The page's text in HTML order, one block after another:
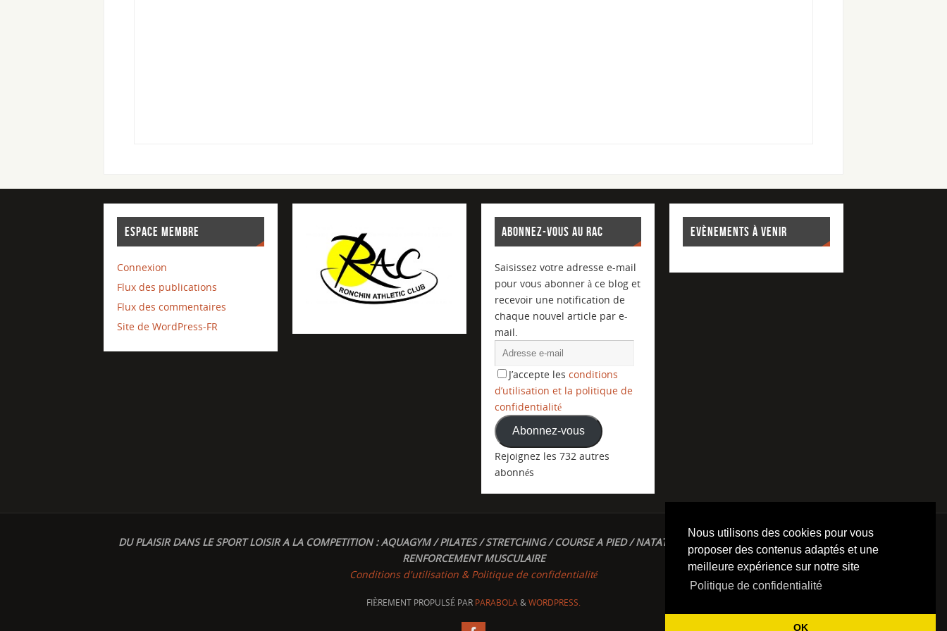
Nous utilisons des cookies pour vous
proposer des contenus adaptés et une
meilleure expérience sur notre site
Politique de confidentialité
OK
ESPACE MEMBRE
Connexion
Flux des publications
Flux des commentaires
Site de WordPress-FR
ABONNEZ-VOUS AU RAC
Saisissez votre adresse e-mail
pour vous abonner à ce blog et
recevoir une notification de
chaque nouvel article par e-
mail.
J’accepte les conditions
d’utilisation et la politique de
confidentialité
Abonnez-vous
Rejoignez les 732 autres
abonnés
EVÈNEMENTS À VENIR
DU PLAISIR DANS LE SPORT LOISIR A LA COMPETITION : AQUAGYM / PILATES / STRETCHING / COURSE A PIED / NATATION / TRIATHLON / TRAILS / YOGA/
RENFORCEMENT MUSCULAIRE
Conditions d'utilisation & Politique de confidentialité
FIÈREMENT PROPULSÉ PAR PARABOLA&WORDPRESS.